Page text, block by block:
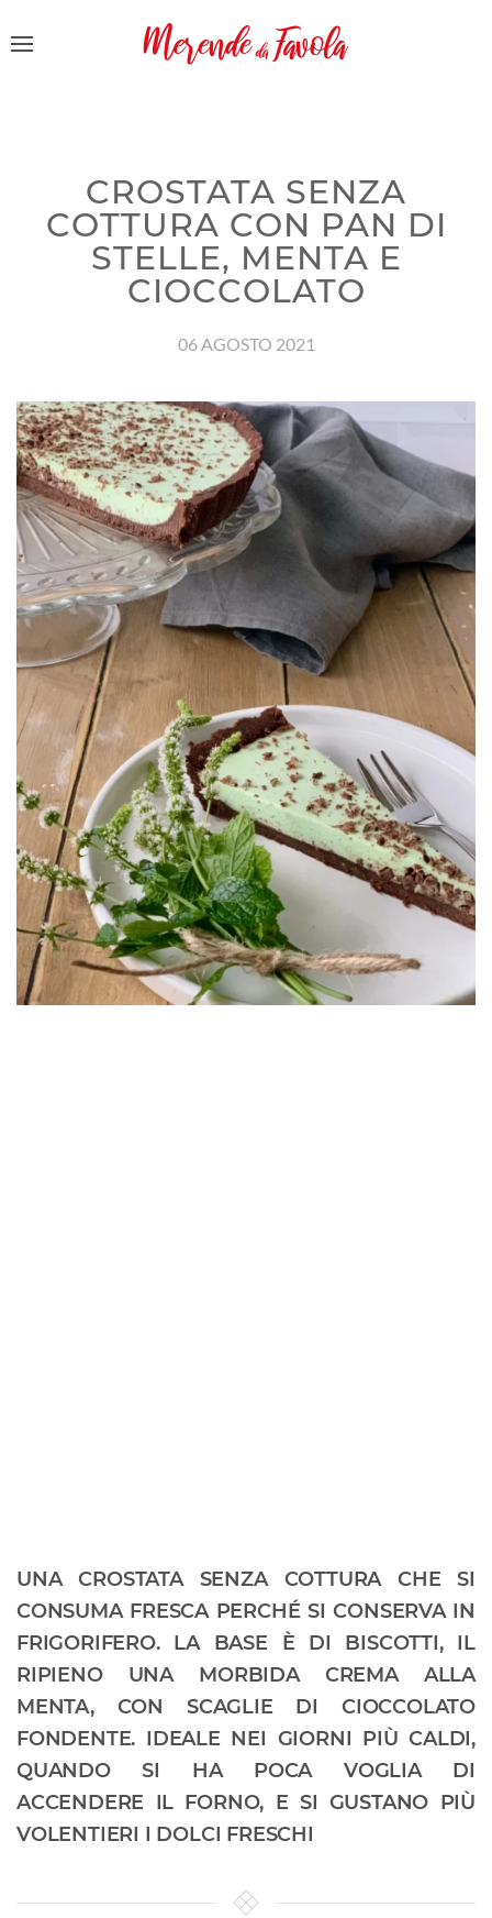
CROSTATA SENZA
COTTURA CON PAN DI
STELLE, MENTA E
CIOCCOLATO
06 AGOSTO 2021
UNA CROSTATA SENZA COTTURA CHE SI
CONSUMA FRESCA PERCHÉ SI CONSERVA IN
FRIGORIFERO. LA BASE È DI BISCOTTI, IL
RIPIENO UNA MORBIDA CREMA ALLA
MENTA, CON SCAGLIE DI CIOCCOLATO
FONDENTE. IDEALE NEI GIORNI PIÙ CALDI,
QUANDO SI HA POCA VOGLIA DI
ACCENDERE IL FORNO, E SI GUSTANO PIÙ
VOLENTIERI I DOLCI FRESCHI